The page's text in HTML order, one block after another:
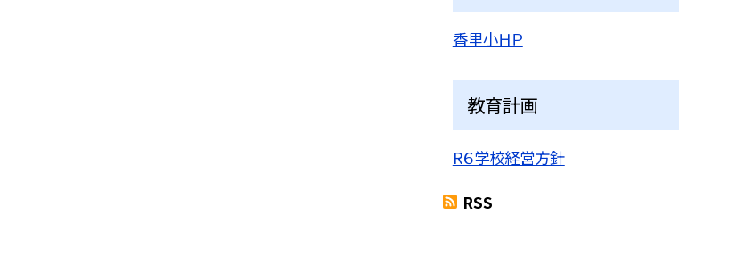
香里小ＨＰ
教育計画
R６学校経営方針
RSS